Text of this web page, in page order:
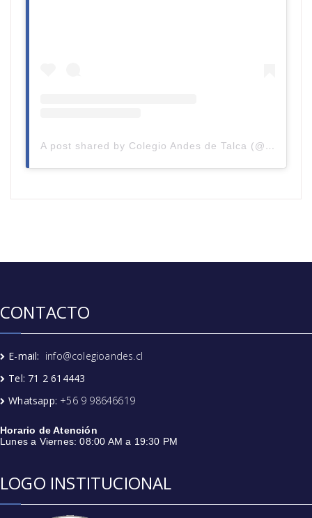
A post shared by Colegio Andes de Talca (@colegioandestalca)
CONTACTO
E-mail: info@colegioandes.cl
Tel: 71 2 614443
Whatsapp: +56 9 98646619
Horario de Atención
Lunes a Viernes: 08:00 AM a 19:30 PM
LOGO INSTITUCIONAL